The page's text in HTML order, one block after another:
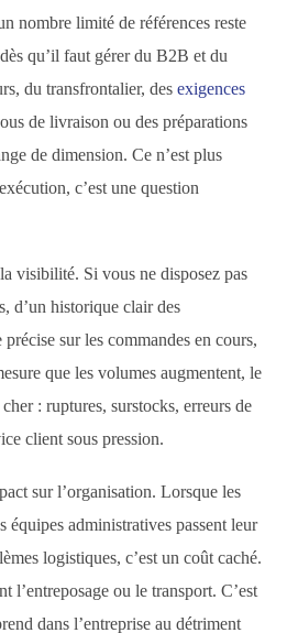
nombre limité de références reste
qu’il faut gérer du B2B et du
du transfrontalier, desexigences
de livraison ou des préparations
de dimension. Ce n’est plus
c’est une question
visibilité. Si vous ne disposez pas
d’un historique clair des
sur les commandes en cours,
que les volumes augmentent, le
: ruptures, surstocks, erreurs de
client sous pression.
sur l’organisation. Lorsque les
équipes administratives passent leur
logistiques, c’est un coût caché.
l’entreposage ou le transport. C’est
dans l’entreprise au détriment